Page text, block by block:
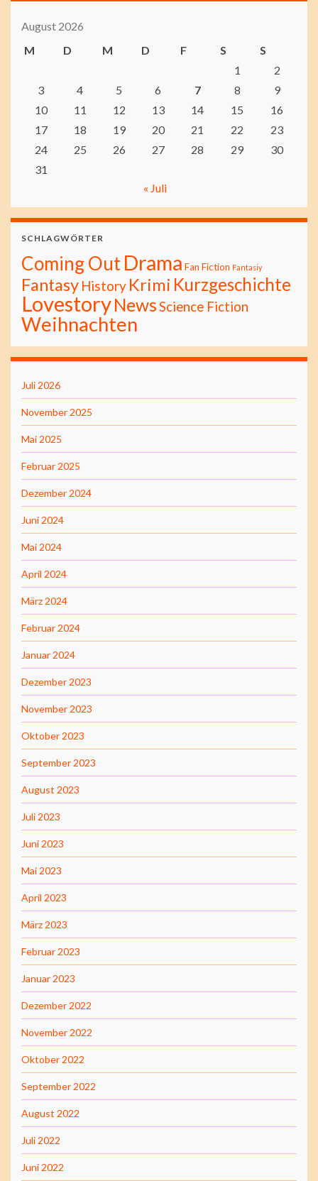
August 2026
M
D M D F S
S
1
2
3
4 5 6 7 8
9
10
11 12 13 14 15
16
17
18 19 20 21 22
23
24
25 26 27 28 29
30
31
« Juli
SCHLAGWÖRTER
Coming OutDrama Fan Fiction Fantasiy
Fantasy History Krimi Kurzgeschichte
LovestoryNewsScience Fiction
Weihnachten
Juli 2026
November 2025
Mai 2025
Februar 2025
Dezember 2024
Juni 2024
Mai 2024
April 2024
März 2024
Februar 2024
Januar 2024
Dezember 2023
November 2023
Oktober 2023
September 2023
August 2023
Juli 2023
Juni 2023
Mai 2023
April 2023
März 2023
Februar 2023
Januar 2023
Dezember 2022
November 2022
Oktober 2022
September 2022
August 2022
Juli 2022
Juni 2022